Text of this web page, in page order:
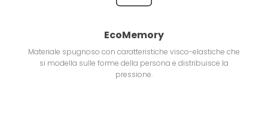
EcoMemory
Materiale spugnoso con caratteristiche visco-elastiche che
si modella sulle forme della persona e distribuisce la
pressione.